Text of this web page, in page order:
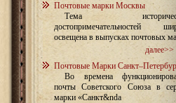
Почтовые марки Москвы
Тема
достопримечательностей
освещена в выпусках почтовых
далее>>
Почтовые Марки
Во времена
почты Советского Союза в
марки «Санкт&nda